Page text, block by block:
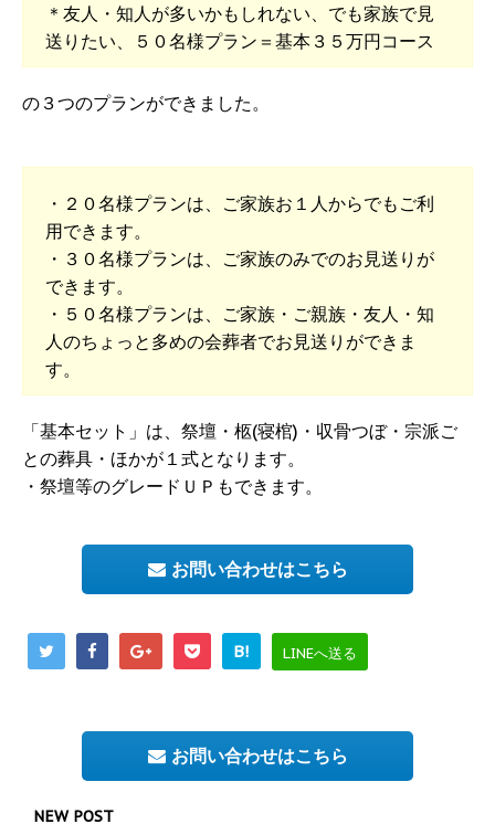
＊友人・知人が多いかもしれない、でも家族で見
送りたい、５０名様プラン＝基本３５万円コース
の３つのプランができました。
・２０名様プランは、ご家族お１人からでもご利
用できます。
・３０名様プランは、ご家族のみでのお見送りが
できます。
・５０名様プランは、ご家族・ご親族・友人・知
人のちょっと多めの会葬者でお見送りができま
す。
「基本セット」は、祭壇・柩(寝棺)・収骨つぼ・宗派ご
との葬具・ほかが１式となります。
・祭壇等のグレードＵＰもできます。
お問い合わせはこちら
B! LINEへ送る
お問い合わせはこちら
NEW POST